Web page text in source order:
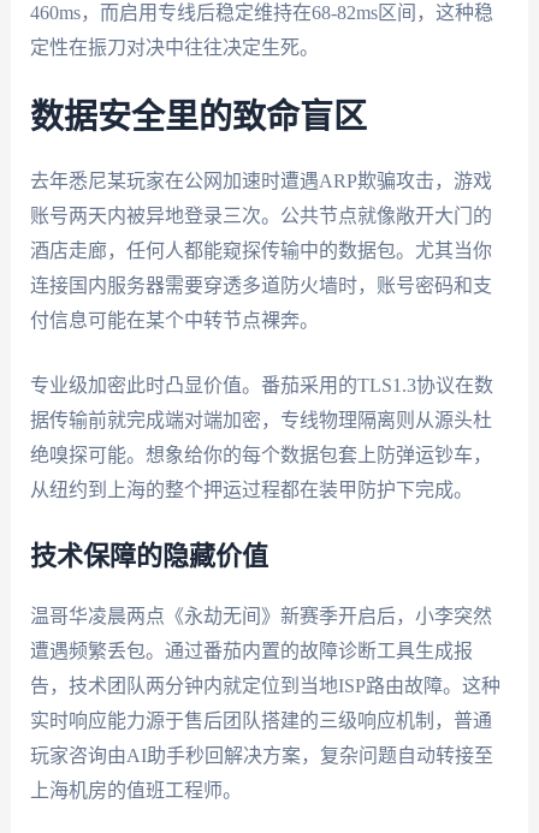
460ms，而启用专线后稳定维持在68-82ms区间，这种稳
定性在振刀对决中往往决定生死。
数据安全里的致命盲区
去年悉尼某玩家在公网加速时遭遇ARP欺骗攻击，游戏
账号两天内被异地登录三次。公共节点就像敞开大门的
酒店走廊，任何人都能窥探传输中的数据包。尤其当你
连接国内服务器需要穿透多道防火墙时，账号密码和支
付信息可能在某个中转节点裸奔。
专业级加密此时凸显价值。番茄采用的TLS1.3协议在数
据传输前就完成端对端加密，专线物理隔离则从源头杜
绝嗅探可能。想象给你的每个数据包套上防弹运钞车，
从纽约到上海的整个押运过程都在装甲防护下完成。
技术保障的隐藏价值
温哥华凌晨两点《永劫无间》新赛季开启后，小李突然
遭遇频繁丢包。通过番茄内置的故障诊断工具生成报
告，技术团队两分钟内就定位到当地ISP路由故障。这种
实时响应能力源于售后团队搭建的三级响应机制，普通
玩家咨询由AI助手秒回解决方案，复杂问题自动转接至
上海机房的值班工程师。